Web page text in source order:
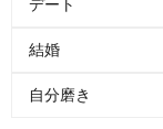
デート
結婚
自分磨き